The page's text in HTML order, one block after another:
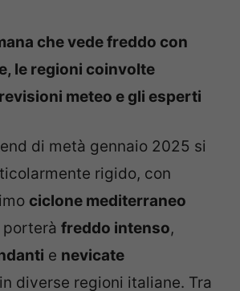
che vede freddo con
le regioni coinvolte
meteo e gli esperti
di metà gennaio 2025 si
rigido, con
ciclone mediterraneo
porterà freddo intenso,
e nevicate
in diverse regioni italiane. Tra